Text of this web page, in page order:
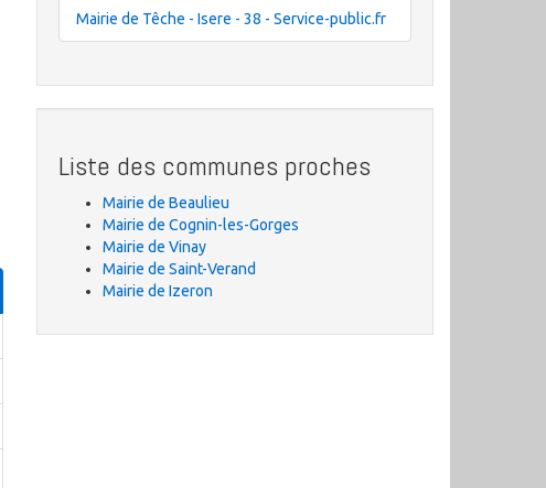
Mairie de Têche - Isere - 38 - Service-public.fr
Liste des communes proches
Mairie de Beaulieu
Mairie de Cognin-les-Gorges
Mairie de Vinay
Mairie de Saint-Verand
Mairie de Izeron